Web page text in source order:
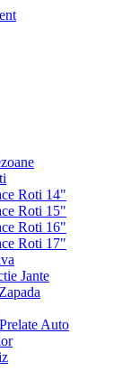
Roti 14"
Roti 15"
Roti 16"
Roti 17"
Jante
Auto